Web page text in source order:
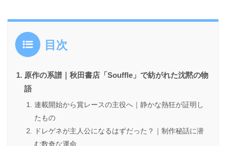
目次
原作の系譜｜秋田書店「Souffle」で紡がれた沈黙の物
語
連載開始から賞レースの主役へ｜静かな熱狂が証明し
たもの
ドレゲネが主人公になるはずだった？｜制作秘話に潜
む数奇な運命